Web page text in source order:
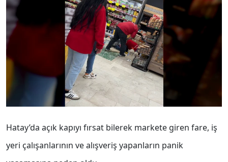
Hatay’da açık kapıyı fırsat bilerek markete giren fare, iş
yeri çalışanlarının ve alışveriş yapanların panik